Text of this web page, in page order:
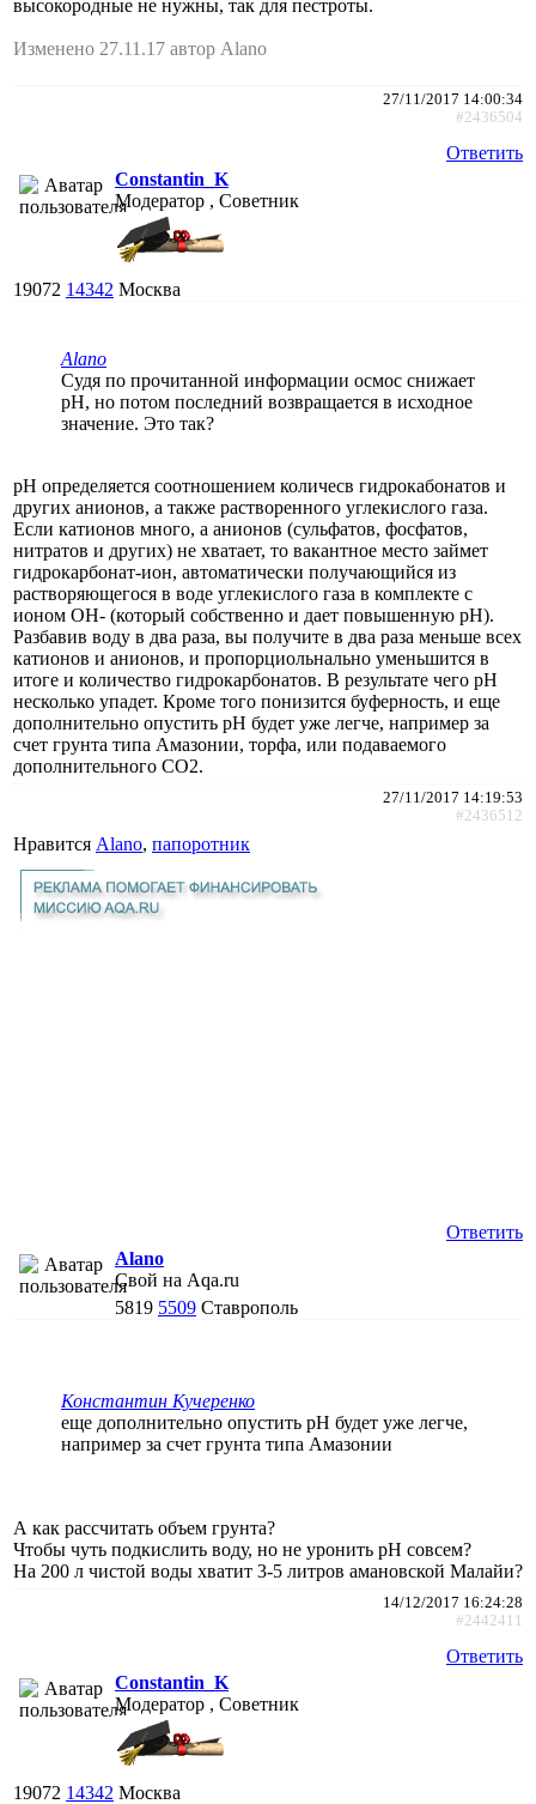
высокородные не нужны, так для пестроты.
Изменено 27.11.17 автор Alano
27/11/2017 14:00:34
#2436504
Ответить
Constantin_K
Модератор , Советник
19072 14342 Москва
Alano
Судя по прочитанной информации осмос снижает
рН, но потом последний возвращается в исходное
значение. Это так?
pH определяется соотношением количесв гидрокабонатов и
других анионов, а также растворенного углекислого газа.
Если катионов много, а анионов (сульфатов, фосфатов,
нитратов и других) не хватает, то вакантное место займет
гидрокарбонат-ион, автоматически получающийся из
растворяющегося в воде углекислого газа в комплекте с
ионом OH- (который собственно и дает повышенную pH).
Разбавив воду в два раза, вы получите в два раза меньше всех
катионов и анионов, и пропорциольнально уменьшится в
итоге и количество гидрокарбонатов. В результате чего pH
несколько упадет. Кроме того понизится буферность, и еще
дополнительно опустить pH будет уже легче, например за
счет грунта типа Амазонии, торфа, или подаваемого
дополнительного CO2.
27/11/2017 14:19:53
#2436512
Нравится Alano, папоротник
Ответить
Alano
Свой на Aqa.ru
5819 5509 Ставрополь
Константин Кучеренко
еще дополнительно опустить pH будет уже легче,
например за счет грунта типа Амазонии
А как рассчитать объем грунта?
Чтобы чуть подкислить воду, но не уронить рН совсем?
На 200 л чистой воды хватит 3-5 литров амановской Малайи?
14/12/2017 16:24:28
#2442411
Ответить
Constantin_K
Модератор , Советник
19072 14342 Москва